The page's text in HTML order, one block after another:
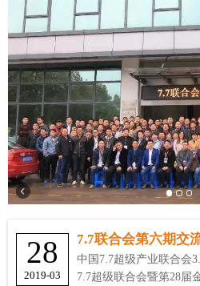
28
2019-03
7.7联合会第六期交
中国7.7超级产业联合会
7.7超级联合会暨第28届